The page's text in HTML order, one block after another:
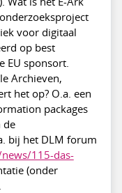
voor digitaal
op best
EU sponsort.
Archieven,
het op? O.a. een
packages
de
bij het DLM forum
115-das-
(onder